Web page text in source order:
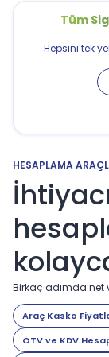
Tüm
Hepsini tek
HESAPLAMA
Birkaç adımda net
Araç Kasko
ÖTV ve KDV